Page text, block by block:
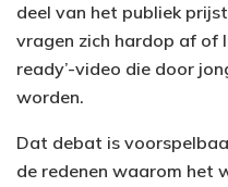
deel van het publiek
vragen zich hardop af of
ready’-video die door
worden.
Dat debat is
de redenen waarom het